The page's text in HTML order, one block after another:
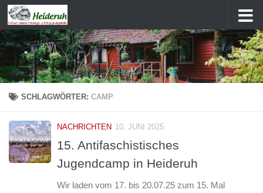
Zum Inhalt springen
SCHLAGWÖRTER:CAMP
NACHRICHTEN 10. JUNI 2025
15. Antifaschistisches
Jugendcamp in Heideruh
Wir laden vom 17. bis 20.07.25 zum 15. Mal